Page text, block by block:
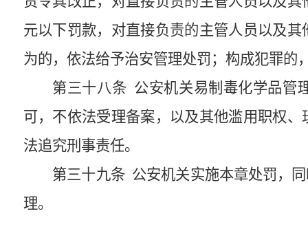
元以下罚款，对直接负责的主管人员以及
为的，依法给予治安管理处罚；构成犯罪的
第三十八条 公安机关易制毒化学品管
可，不依法受理备案，以及其他滥用职权
法追究刑事责任。
第三十九条公安机关实施本章处罚，
理。